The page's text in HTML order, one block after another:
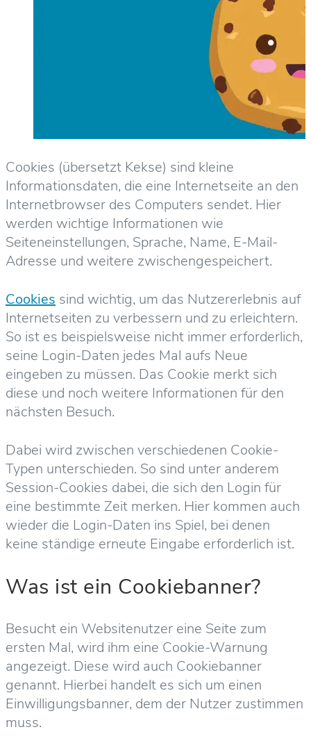
Cookies (übersetzt Kekse) sind kleine
Informationsdaten, die eine Internetseite an den
Internetbrowser des Computers sendet. Hier
werden wichtige Informationen wie
Seiteneinstellungen, Sprache, Name, E-Mail-
Adresse und weitere zwischengespeichert.
Cookies sind wichtig, um das Nutzererlebnis auf
Internetseiten zu verbessern und zu erleichtern.
So ist es beispielsweise nicht immer erforderlich,
seine Login-Daten jedes Mal aufs Neue
eingeben zu müssen. Das Cookie merkt sich
diese und noch weitere Informationen für den
nächsten Besuch.
Dabei wird zwischen verschiedenen Cookie-
Typen unterschieden. So sind unter anderem
Session-Cookies dabei, die sich den Login für
eine bestimmte Zeit merken. Hier kommen auch
wieder die Login-Daten ins Spiel, bei denen
keine ständige erneute Eingabe erforderlich ist.
Was ist ein Cookiebanner?
Besucht ein Websitenutzer eine Seite zum
ersten Mal, wird ihm eine Cookie-Warnung
angezeigt. Diese wird auch Cookiebanner
genannt. Hierbei handelt es sich um einen
Einwilligungsbanner, dem der Nutzer zustimmen
muss.